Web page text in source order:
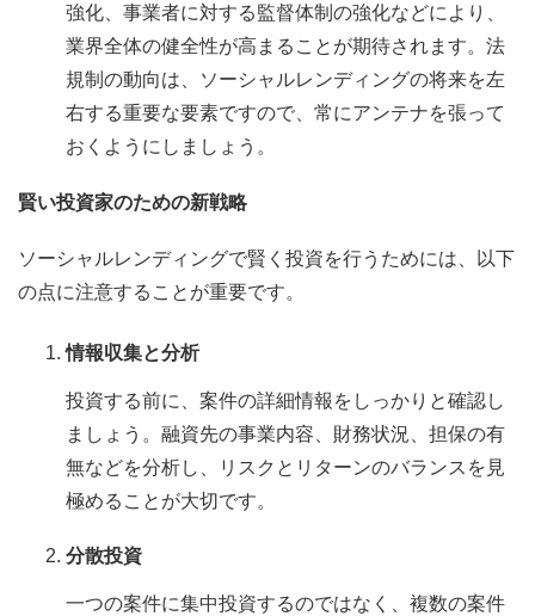
強化、事業者に対する監督体制の強化などにより、
業界全体の健全性が高まることが期待されます。法
規制の動向は、ソーシャルレンディングの将来を左
右する重要な要素ですので、常にアンテナを張って
おくようにしましょう。
賢い投資家のための新戦略
ソーシャルレンディングで賢く投資を行うためには、以下
の点に注意することが重要です。
情報収集と分析
投資する前に、案件の詳細情報をしっかりと確認し
ましょう。融資先の事業内容、財務状況、担保の有
無などを分析し、リスクとリターンのバランスを見
極めることが大切です。
分散投資
一つの案件に集中投資するのではなく、複数の案件